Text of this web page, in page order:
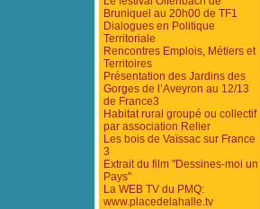
Bruniquel au 20h00 de TF1
Dialogues en Politique
Territoriale
Rencontres Emplois, Métiers et
Territoires
Présentation des Jardins des
Gorges de l’Aveyron au 12/13
de France3
Habitat rural groupé ou collectif
par association Relier
Les bois de Vaïssac sur France
3
Extrait du film "Dessines-moi un
Pays"
La WEB TV du PMQ:
www.placedelahalle.tv